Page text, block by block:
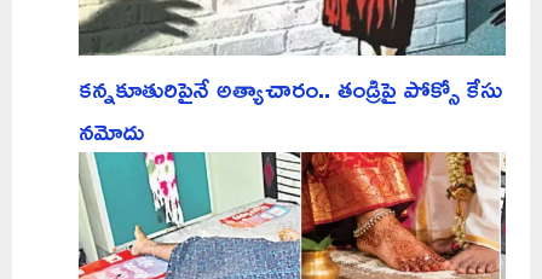
కన్నకూతురిపైనే అత్యాచారం.. తండ్రిపై పోక్సో కేసు
నమోదు